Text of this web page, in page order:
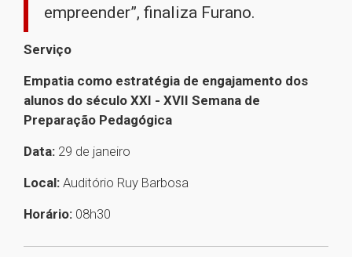
empreender”, finaliza Furano.
Serviço
Empatia como estratégia de engajamento dos
alunos do século XXI - XVII Semana de
Preparação Pedagógica
Data: 29 de janeiro
Local: Auditório Ruy Barbosa
Horário: 08h30